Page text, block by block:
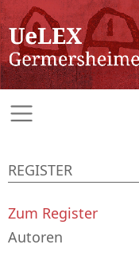
REGISTER
Zum Register
Autoren